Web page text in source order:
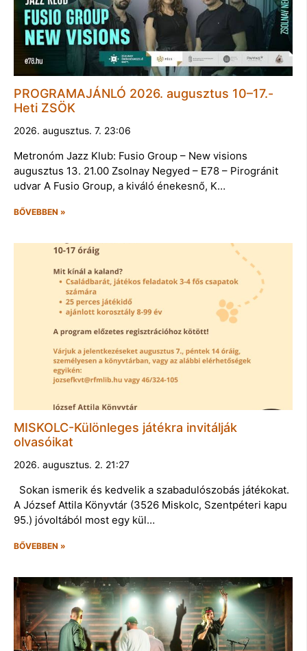
PROGRAMAJÁNLÓ 2026. augusztus 10–17.-
Heti ZSÖK
2026. augusztus. 7. 23:06
Metronóm Jazz Klub: Fusio Group – New visions
augusztus 13. 21.00 Zsolnay Negyed – E78 – Pirogránit
udvar A Fusio Group, a kiváló énekesnő, K…
BŐVEBBEN »
MISKOLC-Különleges játékra invitálják
olvasóikat
2026. augusztus. 2. 21:27
Sokan ismerik és kedvelik a szabadulószobás játékokat.
A József Attila Könyvtár (3526 Miskolc, Szentpéteri kapu
95.) jóvoltából most egy kül…
BŐVEBBEN »